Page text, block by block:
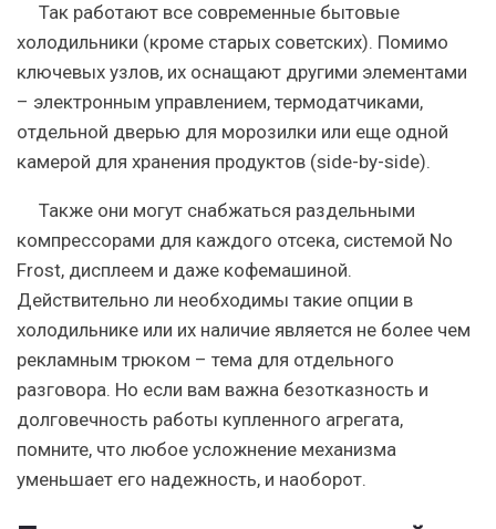
Так работают все современные бытовые
холодильники (кроме старых советских). Помимо
ключевых узлов, их оснащают другими элементами
– электронным управлением, термодатчиками,
отдельной дверью для морозилки или еще одной
камерой для хранения продуктов (side-by-side).
Также они могут снабжаться раздельными
компрессорами для каждого отсека, системой No
Frost, дисплеем и даже кофемашиной.
Действительно ли необходимы такие опции в
холодильнике или их наличие является не более чем
рекламным трюком – тема для отдельного
разговора. Но если вам важна безотказность и
долговечность работы купленного агрегата,
помните, что любое усложнение механизма
уменьшает его надежность, и наоборот.